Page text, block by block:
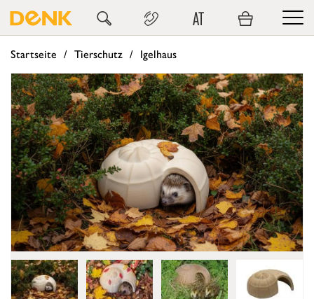
AT
Startseite Tierschutz Igelhaus